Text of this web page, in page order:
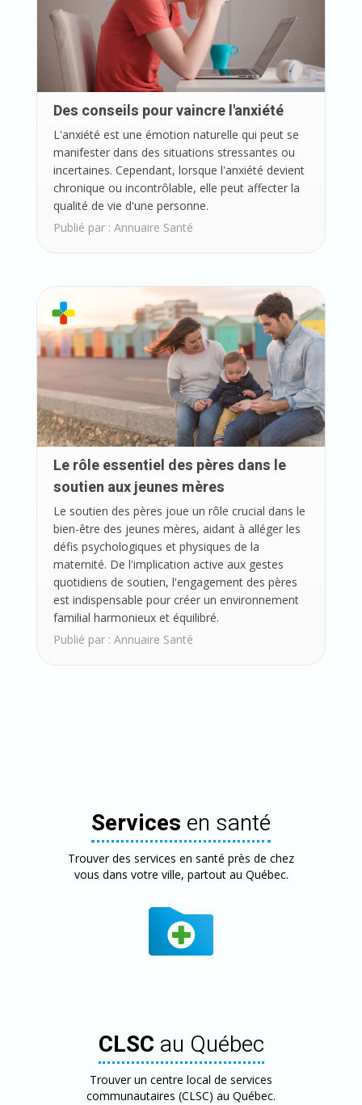
Des conseils pour vaincre l'anxiété
L'anxiété est une émotion naturelle qui peut se
manifester dans des situations stressantes ou
incertaines. Cependant, lorsque l'anxiété devient
chronique ou incontrôlable, elle peut affecter la
qualité de vie d'une personne.
Publié par : Annuaire Santé
Le rôle essentiel des pères dans le
soutien aux jeunes mères
Le soutien des pères joue un rôle crucial dans le
bien-être des jeunes mères, aidant à alléger les
défis psychologiques et physiques de la
maternité. De l'implication active aux gestes
quotidiens de soutien, l'engagement des pères
est indispensable pour créer un environnement
familial harmonieux et équilibré.
Publié par : Annuaire Santé
Services en santé
Trouver des services en santé près de chez
vous dans votre ville, partout au Québec.
CLSC au Québec
Trouver un centre local de services
communautaires (CLSC) au Québec.